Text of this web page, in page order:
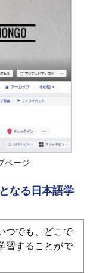
ページ
なる日本語学
つでも、どこで
習することがで